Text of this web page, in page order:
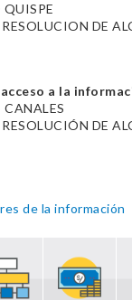
RESOLUCION DE
a la
RESOLUCIÓN DE
de la información